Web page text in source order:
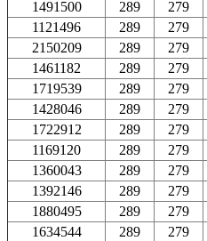
1491500 289 279
1121496
289 279
2150209
289 279
1461182
289 279
1719539
289 279
1428046
289 279
1722912
289 279
1169120
289 279
1360043
289 279
1392146
289 279
1880495
289 279
1634544
289 279